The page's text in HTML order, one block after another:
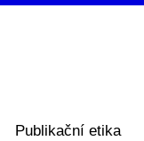
Publikační etika